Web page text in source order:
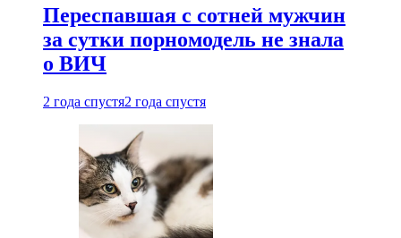
Переспавшая с сотней мужчин
за сутки порномодель не знала
о ВИЧ
2 года спустя2 года спустя